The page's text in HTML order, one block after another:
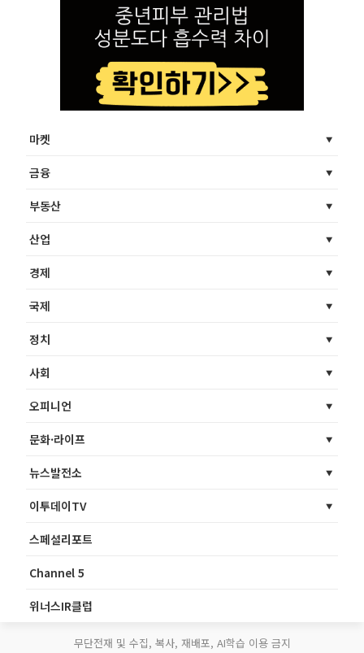
마켓
금융
부동산
산업
경제
국제
정치
사회
오피니언
문화·라이프
뉴스발전소
이투데이TV
스페셜리포트
Channel 5
위너스IR클럽
무단전재 및 수집, 복사, 재배포, AI학습 이용 금지